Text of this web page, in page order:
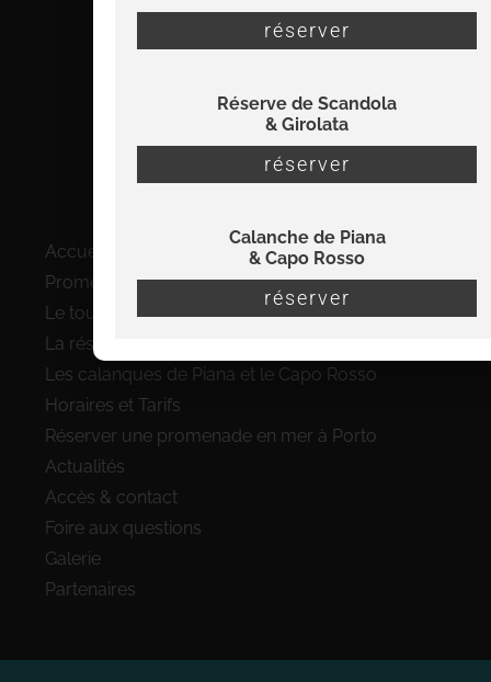
info@viamare-promenades.com
07 56 22 32 38
Accueil
Promenades en bateau à Porto
Le tour complet du Golfe de Porto
La réserve de Scandola en bateau
Les calanques de Piana et le Capo Rosso
Horaires et Tarifs
Réserver une promenade en mer à Porto
Actualités
Accès & contact
Foire aux questions
Galerie
Partenaires
réserver
Réserve de Scandola
& Girolata
réserver
Calanche de Piana
& Capo Rosso
réserver